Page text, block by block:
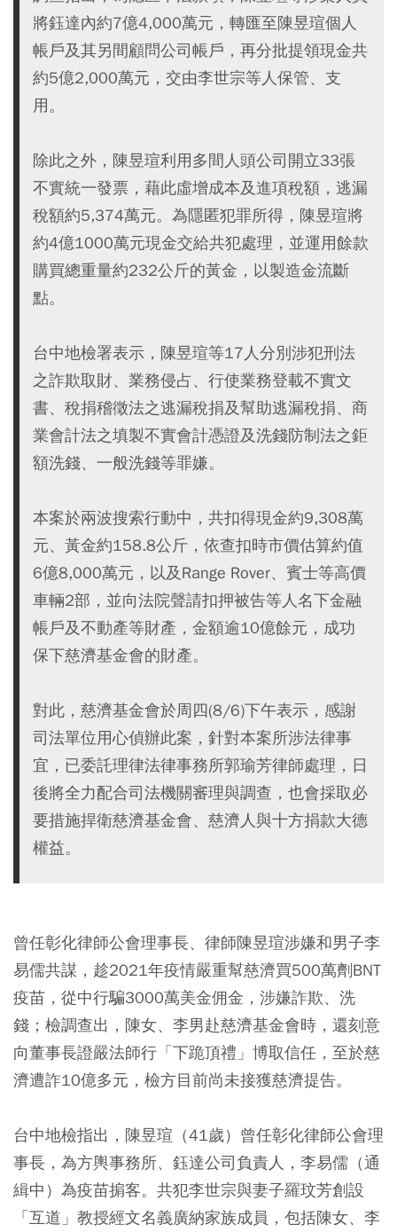
將鈺達內約7億4,000萬元，轉匯至陳昱瑄個人
帳戶及其另間顧問公司帳戶，再分批提領現金共
約5億2,000萬元，交由李世宗等人保管、支
用。
除此之外，陳昱瑄利用多間人頭公司開立33張
不實統一發票，藉此虛增成本及進項稅額，逃漏
稅額約5,374萬元。為隱匿犯罪所得，陳昱瑄將
約4億1000萬元現金交給共犯處理，並運用餘款
購買總重量約232公斤的黃金，以製造金流斷
點。
台中地檢署表示，陳昱瑄等17人分別涉犯刑法
之詐欺取財、業務侵占、行使業務登載不實文
書、稅捐稽徵法之逃漏稅捐及幫助逃漏稅捐、商
業會計法之填製不實會計憑證及洗錢防制法之鉅
額洗錢、一般洗錢等罪嫌。
本案於兩波搜索行動中，共扣得現金約9,308萬
元、黃金約158.8公斤，依查扣時市價估算約值
6億8,000萬元，以及Range Rover、賓士等高價
車輛2部，並向法院聲請扣押被告等人名下金融
帳戶及不動產等財產，金額逾10億餘元，成功
保下慈濟基金會的財產。
對此，慈濟基金會於周四(8/6)下午表示，感謝
司法單位用心偵辦此案，針對本案所涉法律事
宜，已委託理律法律事務所郭瑜芳律師處理，日
後將全力配合司法機關審理與調查，也會採取必
要措施捍衛慈濟基金會、慈濟人與十方捐款大德
權益。
曾任彰化律師公會理事長、律師陳昱瑄涉嫌和男子李
易儒共謀，趁2021年疫情嚴重幫慈濟買500萬劑BNT
疫苗，從中行騙3000萬美金佣金，涉嫌詐欺、洗
錢；檢調查出，陳女、李男赴慈濟基金會時，還刻意
向董事長證嚴法師行「下跪頂禮」博取信任，至於慈
濟遭詐10億多元，檢方目前尚未接獲慈濟提告。
台中地檢指出，陳昱瑄（41歲）曾任彰化律師公會理
事長，為方輿事務所、鈺達公司負責人，李易儒（通
緝中）為疫苗掮客。共犯李世宗與妻子羅玟芳創設
「互道」教授經文名義廣納家族成員，包括陳女、李